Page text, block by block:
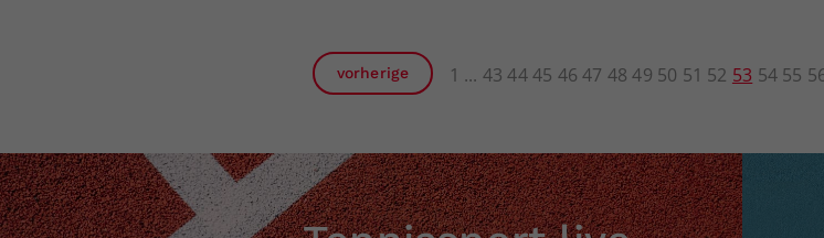
vorherige 1 43 4445 46 47 48 49 50 51 52 53 54 55